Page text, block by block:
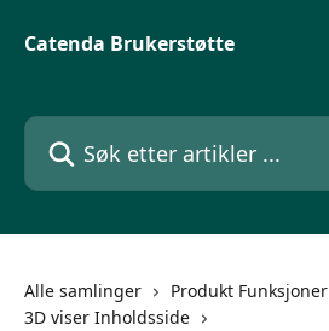
Catenda Brukerstøtte
Søk etter artikler ...
Alle samlinger Produkt Funksjoner
3D viser Inholdsside